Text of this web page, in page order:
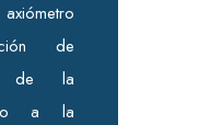
de
de la
a la